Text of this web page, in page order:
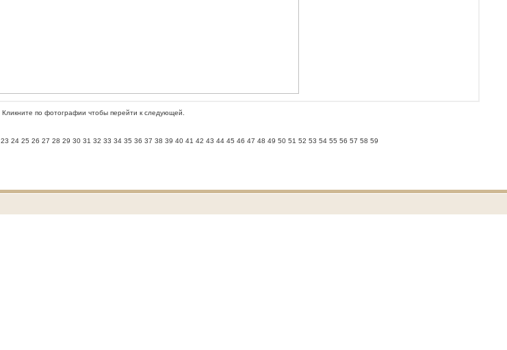
Кликните по фотографии чтобы перейти к следующей.
23 24 25 26 27 28 29 30 31 32 33 34 35 36 37 38 39 40 41 42 43 44 45 46 47 48 49 50 51 52 53 54 55 56 57 58 59